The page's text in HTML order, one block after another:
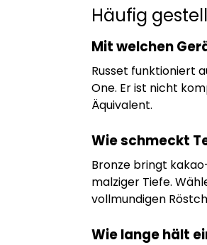
Häufig
Mit welchen
Russet funktioniert
One. Er ist nicht
Äquivalent.
Wie schmeckt
Bronze bringt
malziger Tiefe.
vollmundigen
Wie lange hält